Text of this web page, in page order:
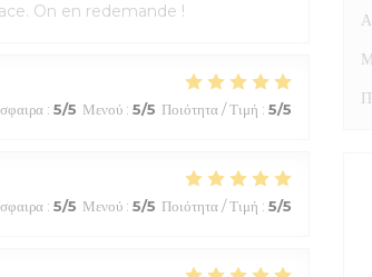
On en redemande !
: 5/5 Μενού: 5/5 Ποιότητα / Τιμή : 5/5
: 5/5 Μενού: 5/5 Ποιότητα / Τιμή : 5/5